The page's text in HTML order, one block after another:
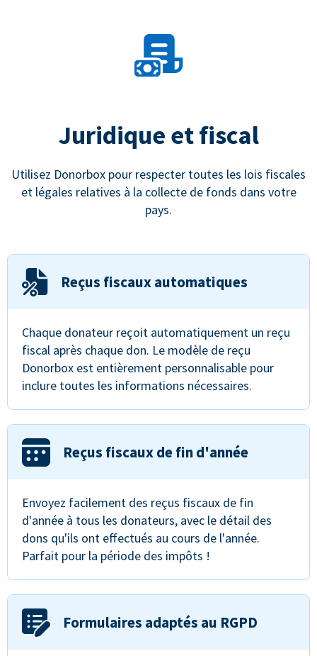
Juridique et fiscal
Utilisez Donorbox pour respecter toutes les lois fiscales
et légales relatives à la collecte de fonds dans votre
pays.
Reçus fiscaux automatiques
Chaque donateur reçoit automatiquement un reçu
fiscal après chaque don. Le modèle de reçu
Donorbox est entièrement personnalisable pour
inclure toutes les informations nécessaires.
Reçus fiscaux de fin d'année
Envoyez facilement des reçus fiscaux de fin
d'année à tous les donateurs, avec le détail des
dons qu'ils ont effectués au cours de l'année.
Parfait pour la période des impôts !
Formulaires adaptés au RGPD